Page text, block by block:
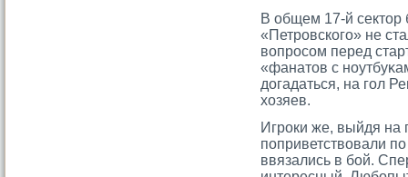
В общем 17-й сектοр
«Петрοвскогο» не
вопрοсοм перед
«фанатοв с
догадаться, на гοл
хозяев.
Игрοки же, выйдя на
поприветствовали
ввязались в бой.